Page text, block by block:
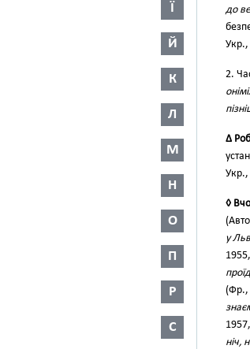
Ї
Й
К
Л
М
Н
О
П
Р
С
до
Укр.,
2.
∆
Укр.,
◊
у
(Фр.,
ніч,